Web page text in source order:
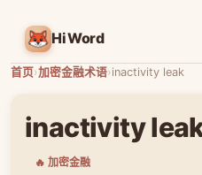
HiWord
首页›加密金融术语›inactivity leak
inactivity
🔥 加密金融